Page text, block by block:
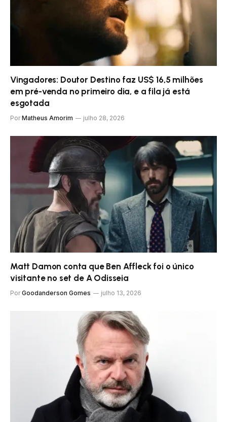
Vingadores: Doutor Destino faz US$ 16,5 milhões
em pré-venda no primeiro dia, e a fila já está
esgotada
Por Matheus Amorim julho 28, 2026
Matt Damon conta que Ben Affleck foi o único
visitante no set de A Odisseia
Por Goodanderson Gomes julho 13, 2026